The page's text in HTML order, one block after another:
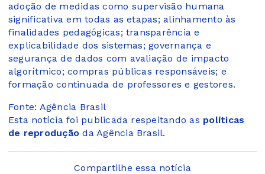
adoção de medidas como supervisão humana
significativa em todas as etapas; alinhamento às
finalidades pedagógicas; transparência e
explicabilidade dos sistemas; governança e
segurança de dados com avaliação de impacto
algorítmico; compras públicas responsáveis; e
formação continuada de professores e gestores.
Fonte: Agência Brasil
Esta notícia foi publicada respeitando as políticas
de reprodução da Agência Brasil.
Compartilhe essa notícia